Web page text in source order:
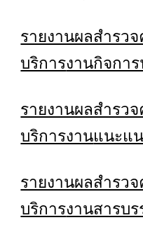
รายงานผลสำรว
บริการงานกิจกา
รายงานผลสำรว
บริการงานแนะแ
รายงานผลสำรว
บริการงานสารบ